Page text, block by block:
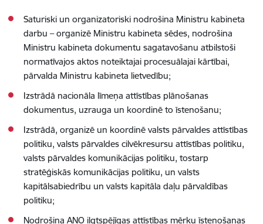
Saturiski un organizatoriski nodrošina Ministru kabineta
darbu – organizē Ministru kabineta sēdes, nodrošina
Ministru kabineta dokumentu sagatavošanu atbilstoši
normatīvajos aktos noteiktajai procesuālajai kārtībai,
pārvalda Ministru kabineta lietvedību;
Izstrādā nacionāla līmeņa attīstības plānošanas
dokumentus, uzrauga un koordinē to īstenošanu;
Izstrādā, organizē un koordinē valsts pārvaldes attīstības
politiku, valsts pārvaldes cilvēkresursu attīstības politiku,
valsts pārvaldes komunikācijas politiku, tostarp
stratēģiskās komunikācijas politiku, un valsts
kapitālsabiedrību un valsts kapitāla daļu pārvaldības
politiku;
Nodrošina ANO ilgtspējīgas attīstības mērķu īstenošanas